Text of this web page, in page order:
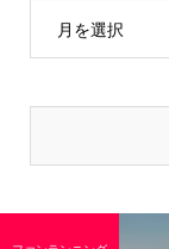
月を選択